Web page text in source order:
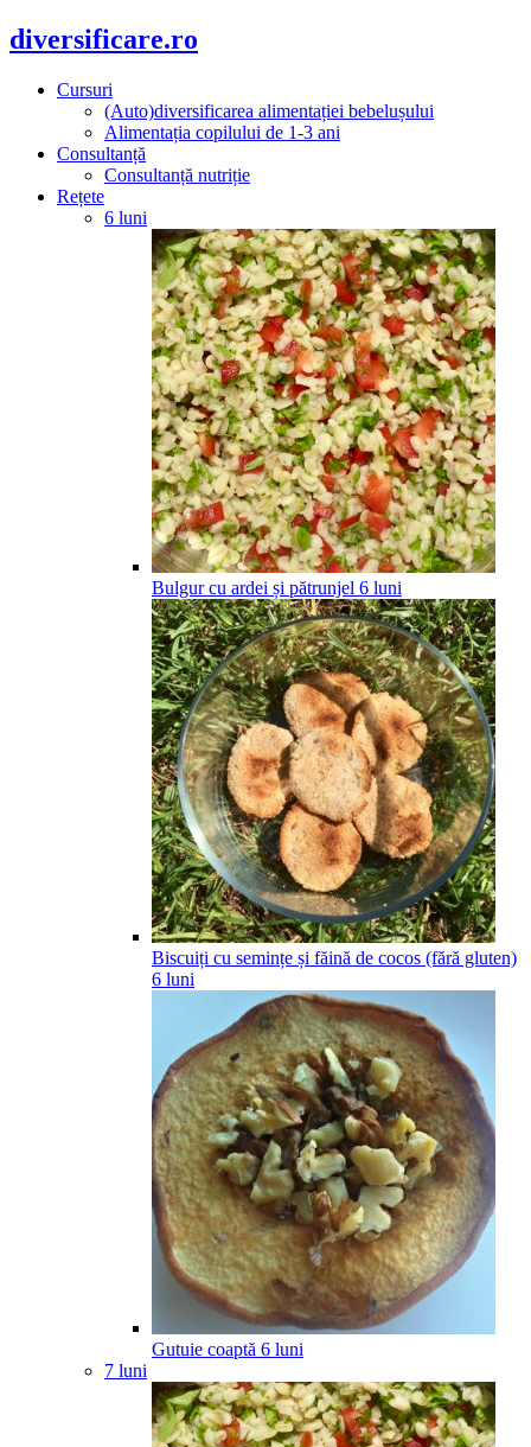
diversificare.ro
Cursuri
(Auto)diversificarea alimentației bebelușului
Alimentația copilului de 1-3 ani
Consultanță
Consultanță nutriție
Rețete
6 luni
Bulgur cu ardei și pătrunjel 6 luni
Biscuiți cu semințe și făină de cocos (fără gluten)
6 luni
Gutuie coaptă 6 luni
7 luni